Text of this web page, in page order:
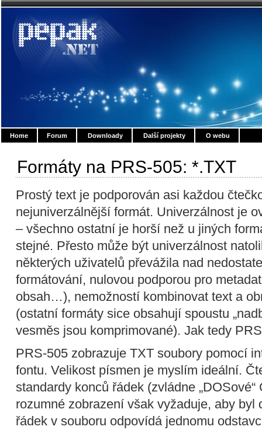
Home Forum Downloady Další projekty O webu
Formáty na PRS-505: *.TXT
Prostý text je podporován asi každou
nejuniverzálnější formát. Univerzálnost je
– všechno ostatní je horší než u jiných
stejné. Přesto může být univerzálnost
některých uživatelů převážila nad
formátování, nulovou podporou pro
obsah…), nemožností kombinovat text a
(ostatní formáty sice obsahují spoustu
vesměs jsou komprimované). Jak tedy
PRS-505 zobrazuje TXT soubory pomocí
fontu. Velikost písmen je myslím ideální.
standardy konců řádek (zvládne „DOSové“
rozumné zobrazení však vyžaduje, aby byl
řádek v souboru odpovídá jednomu